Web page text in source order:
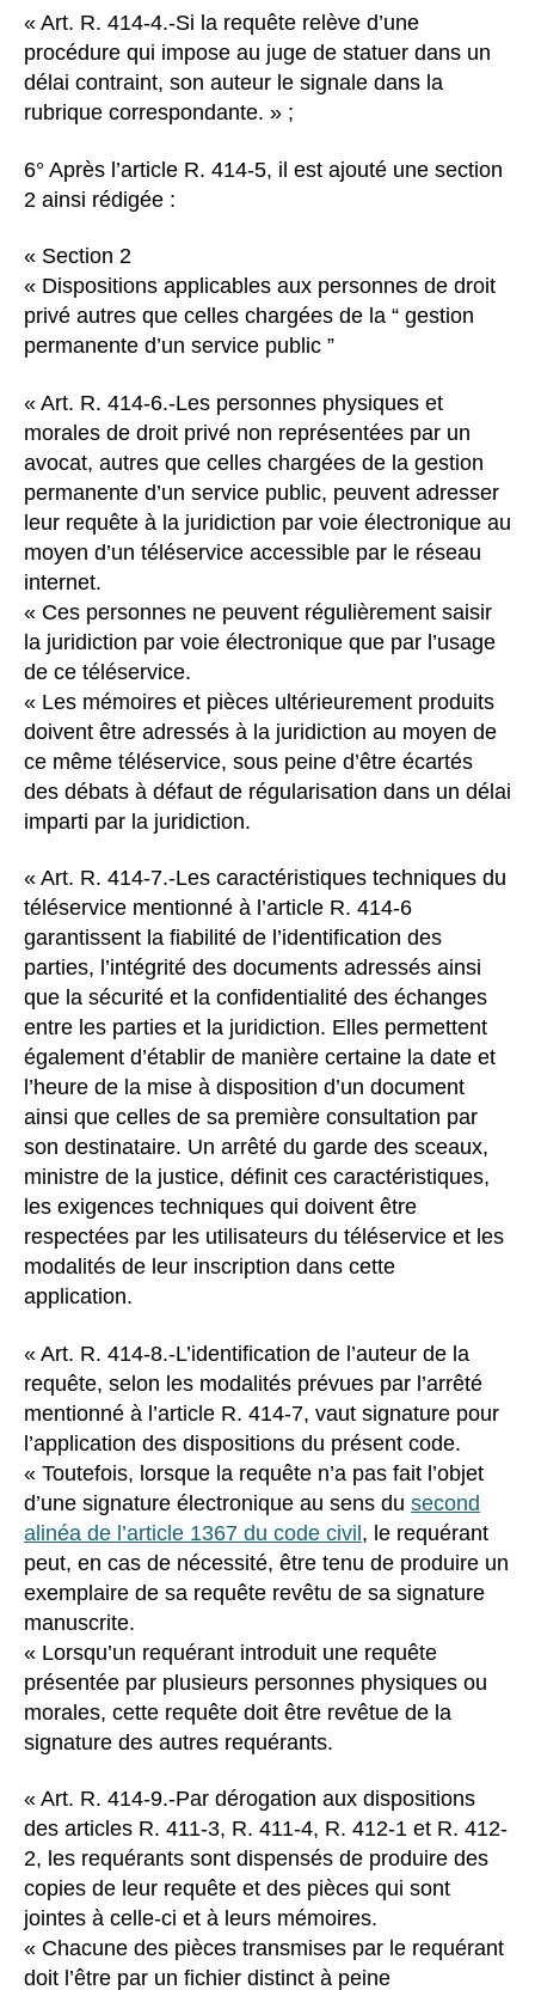
« Art. R. 414-4.-Si la requête relève d’une
procédure qui impose au juge de statuer dans un
délai contraint, son auteur le signale dans la
rubrique correspondante. » ;
6° Après l’article R. 414-5, il est ajouté une section
2 ainsi rédigée :
« Section 2
« Dispositions applicables aux personnes de droit
privé autres que celles chargées de la “ gestion
permanente d’un service public ”
« Art. R. 414-6.-Les personnes physiques et
morales de droit privé non représentées par un
avocat, autres que celles chargées de la gestion
permanente d’un service public, peuvent adresser
leur requête à la juridiction par voie électronique au
moyen d’un téléservice accessible par le réseau
internet.
« Ces personnes ne peuvent régulièrement saisir
la juridiction par voie électronique que par l’usage
de ce téléservice.
« Les mémoires et pièces ultérieurement produits
doivent être adressés à la juridiction au moyen de
ce même téléservice, sous peine d’être écartés
des débats à défaut de régularisation dans un délai
imparti par la juridiction.
« Art. R. 414-7.-Les caractéristiques techniques du
téléservice mentionné à l’article R. 414-6
garantissent la fiabilité de l’identification des
parties, l’intégrité des documents adressés ainsi
que la sécurité et la confidentialité des échanges
entre les parties et la juridiction. Elles permettent
également d’établir de manière certaine la date et
l’heure de la mise à disposition d’un document
ainsi que celles de sa première consultation par
son destinataire. Un arrêté du garde des sceaux,
ministre de la justice, définit ces caractéristiques,
les exigences techniques qui doivent être
respectées par les utilisateurs du téléservice et les
modalités de leur inscription dans cette
application.
« Art. R. 414-8.-L’identification de l’auteur de la
requête, selon les modalités prévues par l’arrêté
mentionné à l’article R. 414-7, vaut signature pour
l’application des dispositions du présent code.
« Toutefois, lorsque la requête n’a pas fait l’objet
d’une signature électronique au sens du second
alinéa de l’article 1367 du code civil, le requérant
peut, en cas de nécessité, être tenu de produire un
exemplaire de sa requête revêtu de sa signature
manuscrite.
« Lorsqu’un requérant introduit une requête
présentée par plusieurs personnes physiques ou
morales, cette requête doit être revêtue de la
signature des autres requérants.
« Art. R. 414-9.-Par dérogation aux dispositions
des articles R. 411-3, R. 411-4, R. 412-1 et R. 412-
2, les requérants sont dispensés de produire des
copies de leur requête et des pièces qui sont
jointes à celle-ci et à leurs mémoires.
« Chacune des pièces transmises par le requérant
doit l’être par un fichier distinct à peine